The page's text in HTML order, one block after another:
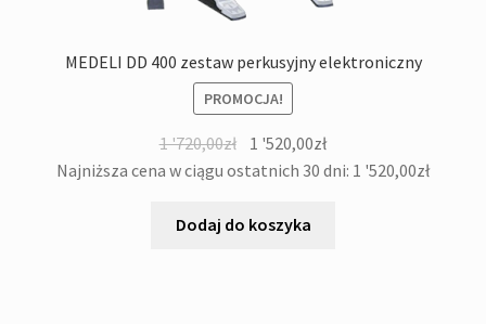
MEDELI DD 400 zestaw perkusyjny elektroniczny
PROMOCJA!
1 '720,00zł Pierwotna
cena
1
1 '520,00złAktualna
cena
Najniższa cena w ciągu ostatnich 30 dni: 1 '520,00zł
Dodaj do koszyka